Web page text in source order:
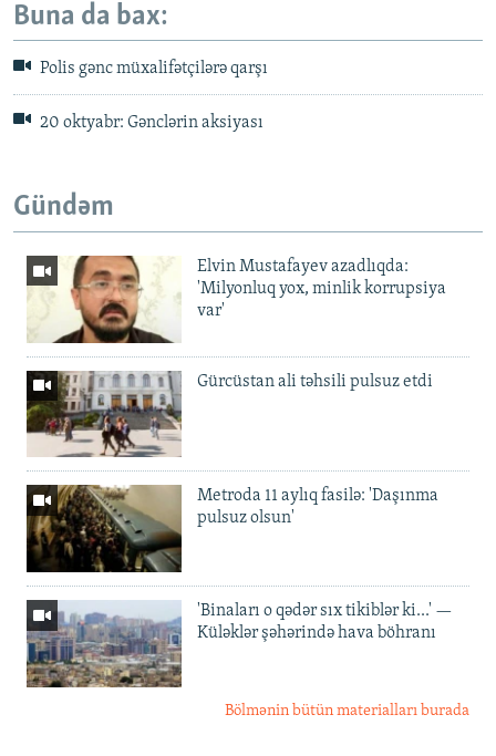
Buna da bax:
Polis gənc müxalifətçilərə qarşı
20 oktyabr: Gənclərin aksiyası
Gündəm
Elvin Mustafayev azadlıqda:
'Milyonluq yox, minlik korrupsiya
var'
Gürcüstan ali təhsili pulsuz etdi
Metroda 11 aylıq fasilə: 'Daşınma
pulsuz olsun'
'Binaları o qədər sıx tikiblər ki...' —
Küləklər şəhərində hava böhranı
Bölmənin bütün materialları burada